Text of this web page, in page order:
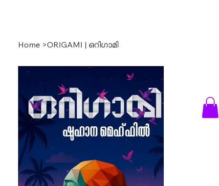
Home >ORIGAMI | ഒറിഗാമി